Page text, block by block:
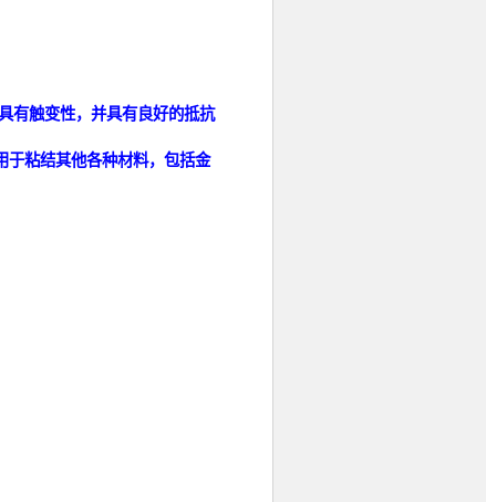
有触变性，并具有良好的抵抗
于粘结其他各种材料，包括金